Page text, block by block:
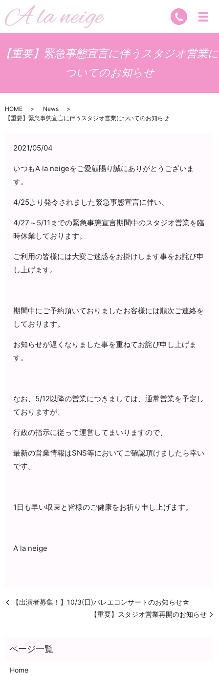
【重要】緊急事態宣言に伴うスタジオ営業に
ついてのお知らせ
HOME
News
【重要】緊急事態宣言に伴うスタジオ営業についてのお知らせ
2021/05/04
いつもA la neigeをご愛顧賜り誠にありがとうございま
す。
4/25より発令されました緊急事態宣言に伴い、
4/27～5/11までの緊急事態宣言期間中のスタジオ営業を臨
時休業しております。
ご利用の皆様には大変ご迷惑をお掛けします事をお詫び申
し上げます。
期間中にご予約頂いておりましたお客様には順次ご連絡を
しております。
お知らせが遅くなりました事を重ねてお詫び申し上げま
す。
なお、5/12以降の営業につきましては、通常営業を予定し
ておりますが、
行政の指示に従って運営してまいりますので、
最新の営業情報はSNS等においてご確認頂けましたら幸い
です。
1日も早い収束と皆様のご健康をお祈り申し上げます。
A la neige
【出演者募集！】10/3(日)バレエコンサートのお知らせ☆
【重要】スタジオ営業再開のお知らせ
Home